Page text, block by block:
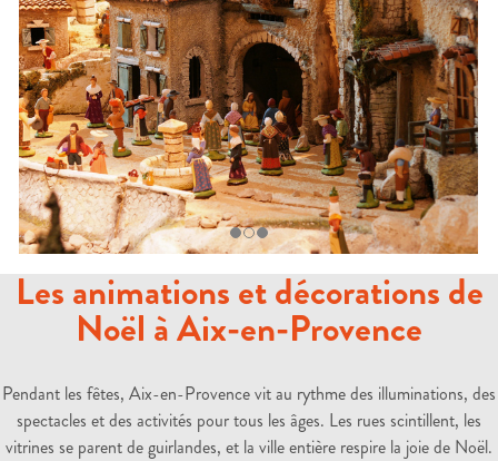
Les animations et décorations de
Noël à Aix-en-Provence
Pendant les fêtes, Aix-en-Provence vit au rythme des illuminations, des
spectacles et des activités pour tous les âges. Les rues scintillent, les
vitrines se parent de guirlandes, et la ville entière respire la joie de Noël.